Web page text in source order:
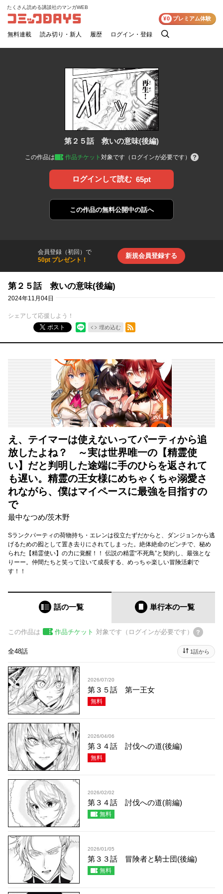
コミックDAYS
たくさん読める講談社のマンガWEB
無料連載 読み切り・新人 履歴 ログイン・登録
検
¥0 プレミアム体験
第２５話 救いの意味(後編)
この作品は 作品チケット 対象です（ログインが必要です）
ログインして読む 65pt
この作品の無料公開中の話へ
会員登録（初回）で
50pt プレゼント！
新規会員登録する
第２５話 救いの意味(後編)
2024年11月04日
シェアして応援しよう！
ポスト
埋め込む
RSSフィード
え、テイマーは使えないってパーティから追
放したよね？ ～実は世界唯一の【精霊使
い】だと判明した途端に手のひらを返されて
も遅い。精霊の王女様にめちゃくちゃ溺愛さ
れながら、僕はマイペースに最強を目指すの
で
最中なつめ/茨木野
Sランクパーティの荷物持ち・エレンは役立たずだからと、ダンジョンから逃
げるための囮として置き去りにされてしまった。絶体絶命のピンチで、秘め
られた【精霊使い】の力に覚醒！！ 伝説の精霊“不死鳥”と契約し、最強とな
りーー。仲間たちと笑って泣いて成長する、めっちゃ楽しい冒険活劇で
す！！
話の一覧 単行本の一覧
この作品は 作品チケット 対象です（ログインが必要です）
全48話 1話から
2026/07/20
第３５話 第一王女
無料
2026/04/06
第３４話 討伐への道(後編)
無料
2026/02/02
第３４話 討伐への道(前編)
無料
2026/01/05
第３３話 冒険者と騎士団(後編)
無料